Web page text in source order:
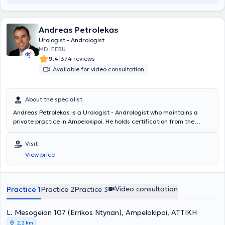
Andreas Petrolekas
Urologist - Andrologist
MD, FEBU
9.4|374 reviews
Available for video consultation
About the specialist
Andreas Petrolekas is a Urologist - Andrologist who maintains a
private practice in Ampelokipoi. He holds certification from the
recognized clinics and in vitro fertilization centers in Paris, focusing
on minimally invasive techniques for managing prostate hyperplasia
(prostate vaporization with TURis and laser), malignancies of the
urinary system (laparoscopic treatment of kidney, bladder, and
extracorporeal shock wave lithotripsy), as well as the diagnosis and
treatment of urinary incontinence. He possesses remarkable
Errikos Dynan Hospital, the Medical Center Group, Euroclinic Athens,
as well as hospitals in Paris where he completed advanced training
Visit
View price
Practice 1Practice 2Practice 3 Video consultation
L. Mesogeion 107 (Errikos Ntynan), Ampelokipoi, ΑΤΤΙΚΗ
2,2 km